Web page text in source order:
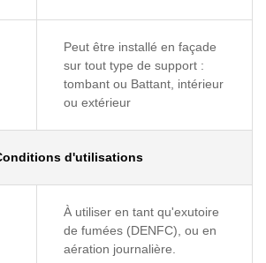
Peut être installé en façade
sur tout type de support :
tombant ou Battant, intérieur
ou extérieur
d'utilisations
À utiliser en tant qu'exutoire
de fumées (DENFC), ou en
aération journalière.